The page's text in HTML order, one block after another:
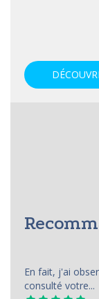
En fait, j'ai
consulté votre...